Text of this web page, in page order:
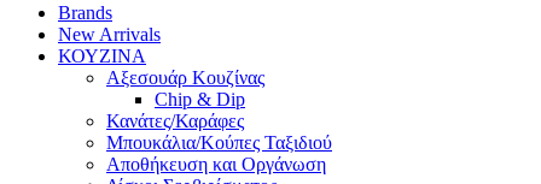
Brands
New Arrivals
ΚΟΥΖΙΝΑ
Αξεσουάρ Κουζίνας
Chip & Dip
Κανάτες/Καράφες
Μπουκάλια/Κούπες Ταξιδιού
Αποθήκευση και Οργάνωση